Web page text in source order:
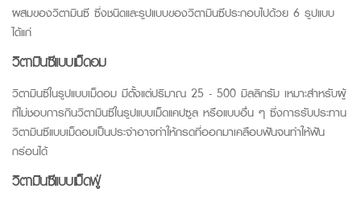
ผสมของวิตามินซี ซึ่งชนิดและรูปแบบของวิตามินซีประกอบไปด้วย 6 รูปแบบ
ได้แก่
วิตามินซีแบบเม็ดอม
วิตามินซีในรูปแบบเม็ดอม มีตั้งแต่ปริมาณ 25 - 500 มิลลิกรัม เหมาะสำหรับผู้
ที่ไม่ชอบการกินวิตามินซีในรูปแบบเม็ดแคปซูล หรือแบบอื่น ๆ ซึ่งการรับประทาน
วิตามินซีแบบเม็ดอมเป็นประจำอาจทำให้กรดที่ออกมาเคลือบฟันจนทำให้ฟัน
กร่อนได้
วิตามินซีแบบเม็ดฟู่